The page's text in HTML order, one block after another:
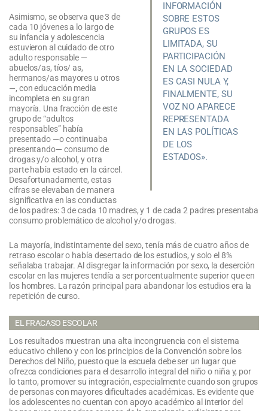
INFORMACIÓN
SOBRE ESTOS
GRUPOS ES
LIMITADA, SU
PARTICIPACIÓN
EN LA SOCIEDAD
ES CASI NULA Y,
FINALMENTE, SU
VOZ NO APARECE
REPRESENTADA
EN LAS POLÍTICAS
DE LOS
ESTADOS».
Asimismo, se observa que 3 de
cada 10 jóvenes a lo largo de
su infancia y adolescencia
estuvieron al cuidado de otro
adulto responsable —
abuelos/as, tíos/ as,
hermanos/as mayores u otros
—, con educación media
incompleta en su gran
mayoría. Una fracción de este
grupo de “adultos
responsables” había
presentado —o continuaba
presentando— consumo de
drogas y/o alcohol, y otra
parte había estado en la cárcel.
Desafortunadamente, estas
cifras se elevaban de manera
significativa en las conductas
de los padres: 3 de cada 10 madres, y 1 de cada 2 padres presentaba
consumo problemático de alcohol y/o drogas.
La mayoría, indistintamente del sexo, tenía más de cuatro años de
retraso escolar o había desertado de los estudios, y solo el 8%
señalaba trabajar. Al disgregar la información por sexo, la deserción
escolar en las mujeres tendía a ser porcentualmente superior que en
los hombres. La razón principal para abandonar los estudios era la
repetición de curso.
EL FRACASO ESCOLAR
Los resultados muestran una alta incongruencia con el sistema
educativo chileno y con los principios de la Convención sobre los
Derechos del Niño, puesto que la escuela debe ser un lugar que
ofrezca condiciones para el desarrollo integral del niño o niña y, por
lo tanto, promover su integración, especialmente cuando son grupos
de personas con mayores dificultades académicas. Es evidente que
los adolescentes no cuentan con apoyo académico al interior del